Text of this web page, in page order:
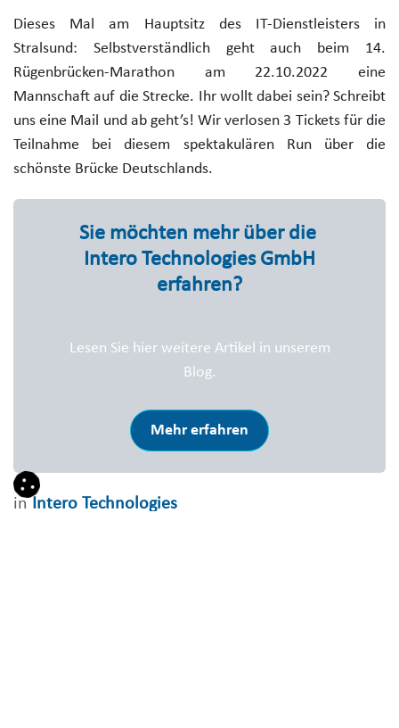
Dieses Mal am Hauptsitz des IT-Dienstleisters in
Stralsund: Selbstverständlich geht auch beim 14.
Rügenbrücken-Marathon am 22.10.2022 eine
Mannschaft auf die Strecke. Ihr wollt dabei sein? Schreibt
uns eine Mail und ab geht’s! Wir verlosen 3 Tickets für die
Teilnahme bei diesem spektakulären Run über die
schönste Brücke Deutschlands.
Sie möchten mehr über die
Intero Technologies GmbH
erfahren?
Lesen Sie hier weitere Artikel in unserem
Blog.
Mehr erfahren
inIntero Technologies